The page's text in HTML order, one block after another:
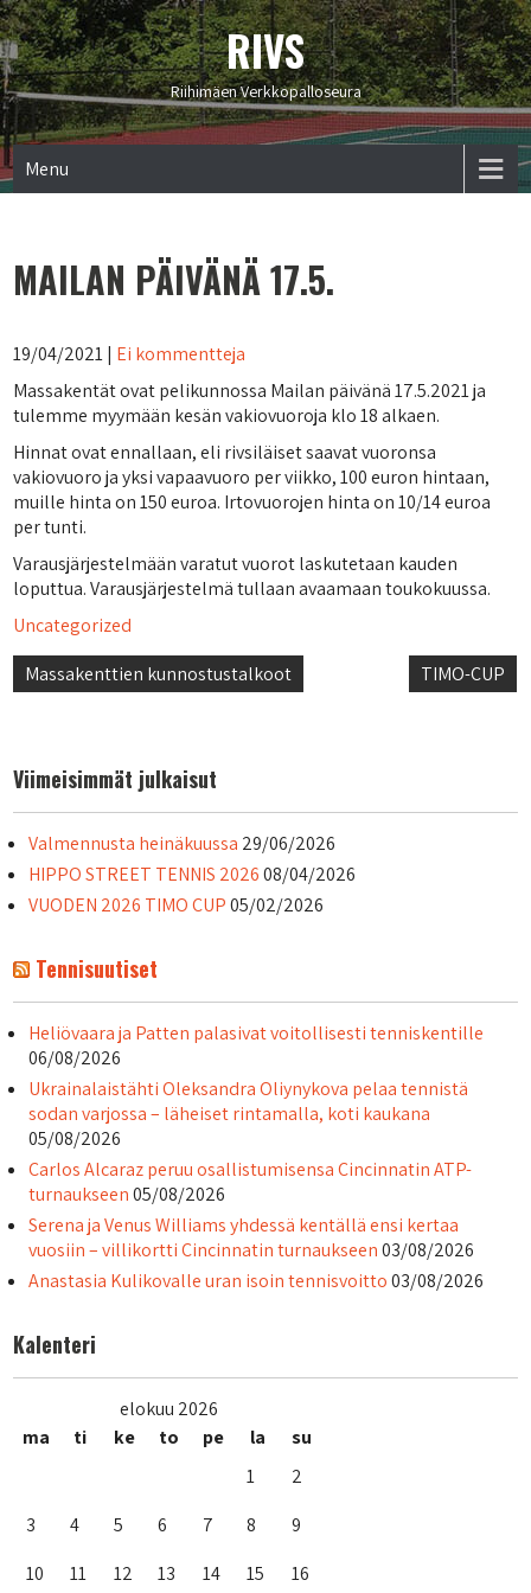
RIVS
Riihimäen Verkkopalloseura
Menu
MAILAN PÄIVÄNÄ 17.5.
19/04/2021| Ei kommentteja
Massakentät ovat pelikunnossa Mailan päivänä 17.5.2021 ja
tulemme myymään kesän vakiovuoroja klo 18 alkaen.
Hinnat ovat ennallaan, eli rivsiläiset saavat vuoronsa
vakiovuoro ja yksi vapaavuoro per viikko, 100 euron hintaan,
muille hinta on 150 euroa. Irtovuorojen hinta on 10/14 euroa
per tunti.
Varausjärjestelmään varatut vuorot laskutetaan kauden
loputtua. Varausjärjestelmä tullaan avaamaan toukokuussa.
Uncategorized
Artikkelien
Massakenttien kunnostustalkoot TIMO-CUP
Viimeisimmät julkaisut
Valmennusta heinäkuussa 29/06/2026
HIPPO STREET TENNIS 2026 08/04/2026
VUODEN 2026 TIMO CUP 05/02/2026
Tennisuutiset
Heliövaara ja Patten palasivat voitollisesti tenniskentille
06/08/2026
Ukrainalaistähti Oleksandra Oliynykova pelaa tennistä
sodan varjossa – läheiset rintamalla, koti kaukana
05/08/2026
Carlos Alcaraz peruu osallistumisensa Cincinnatin ATP-
turnaukseen 05/08/2026
Serena ja Venus Williams yhdessä kentällä ensi kertaa
vuosiin – villikortti Cincinnatin turnaukseen 03/08/2026
Anastasia Kulikovalle uran isoin tennisvoitto 03/08/2026
Kalenteri
elokuu 2026
ma
ti ke to pe la
su
1
2
3
4 5 6 7 8
9
10
11 12 13 14 15 16